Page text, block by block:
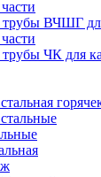
ВЧШГ
ЧК для